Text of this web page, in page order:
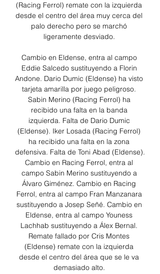
(Racing Ferrol) remate con la izquierda
desde el centro del área muy cerca del
palo derecho pero se marchó
ligeramente desviado.
Cambio en Eldense, entra al campo
Eddie Salcedo sustituyendo a Florin
Andone. Dario Dumic (Eldense) ha visto
tarjeta amarilla por juego peligroso.
Sabin Merino (Racing Ferrol) ha
recibido una falta en la banda
izquierda. Falta de Dario Dumic
(Eldense). Iker Losada (Racing Ferrol)
ha recibido una falta en la zona
defensiva. Falta de Toni Abad (Eldense).
Cambio en Racing Ferrol, entra al
campo Sabin Merino sustituyendo a
Álvaro Giménez. Cambio en Racing
Ferrol, entra al campo Fran Manzanara
sustituyendo a Josep Señé. Cambio en
Eldense, entra al campo Youness
Lachhab sustituyendo a Álex Bernal.
Remate fallado por Cris Montes
(Eldense) remate con la izquierda
desde el centro del área que se le va
demasiado alto.